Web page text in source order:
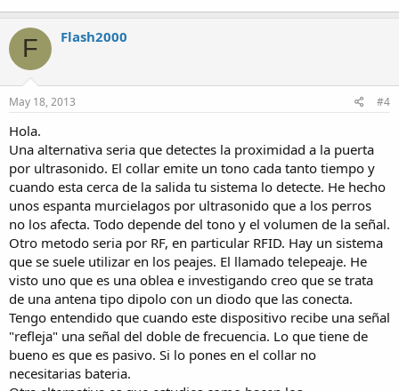
F Flash2000
May 18, 2013 #4
Hola.
Una alternativa seria que detectes la proximidad a la puerta
por ultrasonido. El collar emite un tono cada tanto tiempo y
cuando esta cerca de la salida tu sistema lo detecte. He hecho
unos espanta murcielagos por ultrasonido que a los perros
no los afecta. Todo depende del tono y el volumen de la señal.
Otro metodo seria por RF, en particular RFID. Hay un sistema
que se suele utilizar en los peajes. El llamado telepeaje. He
visto uno que es una oblea e investigando creo que se trata
de una antena tipo dipolo con un diodo que las conecta.
Tengo entendido que cuando este dispositivo recibe una señal
"refleja" una señal del doble de frecuencia. Lo que tiene de
bueno es que es pasivo. Si lo pones en el collar no
necesitarias bateria.